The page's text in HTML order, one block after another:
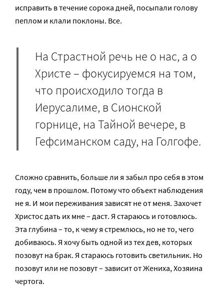
исправить в течение сорока дней, посыпали голову
пеплом и клали поклоны. Все.
На Страстной речь не о нас, а о
Христе – фокусируемся на том,
что происходило тогда в
Иерусалиме, в Сионской
горнице, на Тайной вечере, в
Гефсиманском саду, на Голгофе.
Сложно сравнить, больше ли я забыл про себя в этом
году, чем в прошлом. Потому что объект наблюдения
не я. И мои переживания зависят не от меня. Захочет
Христос дать их мне – даст. Я стараюсь и готовлюсь.
Эта глубина – то, к чему я стремлюсь, но не то, чего
добиваюсь. Я хочу быть одной из тех дев, которых
позовут на брак. Я стараюсь готовить светильник. Но
позовут или не позовут – зависит от Жениха, Хозяина
чертога.